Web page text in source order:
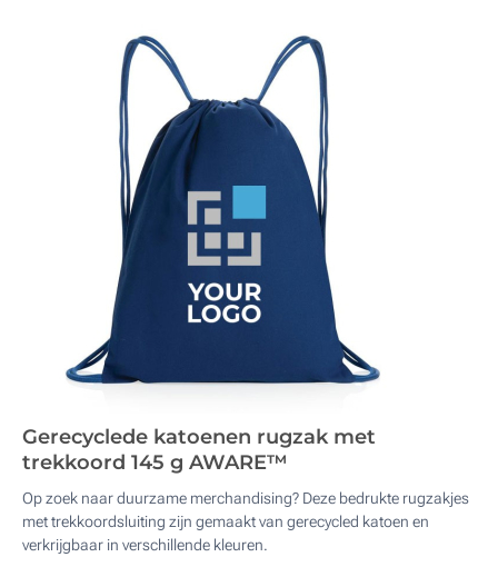
Gerecyclede katoenen rugzak met
trekkoord 145 g AWARE™
Op zoek naar duurzame merchandising? Deze bedrukte rugzakjes
met trekkoordsluiting zijn gemaakt van gerecycled katoen en
verkrijgbaar in verschillende kleuren.